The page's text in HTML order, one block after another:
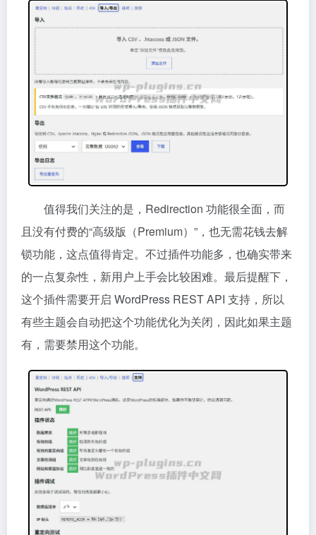
值得我们关注的是，Redirection 功能很全面，而
且没有付费的“高级版（Premium）”，也无需花钱去解
锁功能，这点值得肯定。不过插件功能多，也确实带来
的一点复杂性，新用户上手会比较困难。最后提醒下，
这个插件需要开启 WordPress REST API 支持，所以
有些主题会自动把这个功能优化为关闭，因此如果主题
有，需要禁用这个功能。